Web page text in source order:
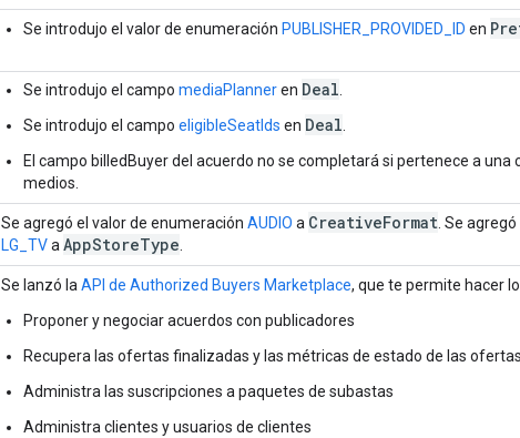
Se introdujo el valor de enumeración PUBLISHER_PROVIDED_ID en
Se introdujo el campo mediaPlanneren Deal
Se introdujo el campo eligibleSeatIds en Deal
El campo billedBuyer del acuerdo no se completará si pertenece a una
medios.
Se agregó el valor de enumeración AUDIO a CreativeFormat . Se
LG_TVa AppStoreType
Se lanzó la API de Authorized Buyers Marketplace, que te permite hacer
Proponer y negociar acuerdos con publicadores
Recupera las ofertas finalizadas y las métricas de estado de las ofertas
Administra las suscripciones a paquetes de subastas
Administra clientes y usuarios de clientes